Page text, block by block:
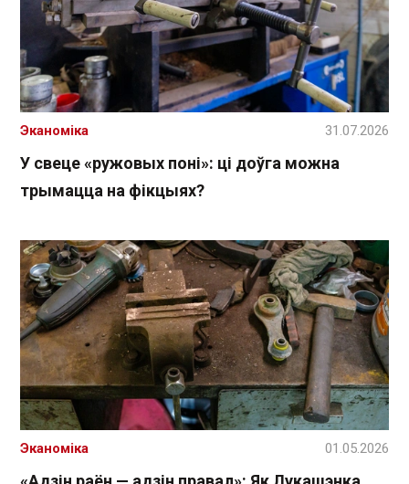
У свеце «ружовых поні»: ці доўга можна
трымацца на фікцыях?
Эканоміка 31.07.2026
Эканоміка 01.05.2026